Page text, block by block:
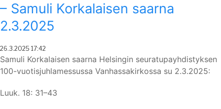
– Samuli Korkalaisen saarna
2.3.2025
Posted
On
26.3.2025 17:42
Samuli Korkalaisen saarna Helsingin seuratupayhdistyksen
100-vuotisjuhlamessussa Vanhassakirkossa su 2.3.2025:
Luuk. 18: 31–43